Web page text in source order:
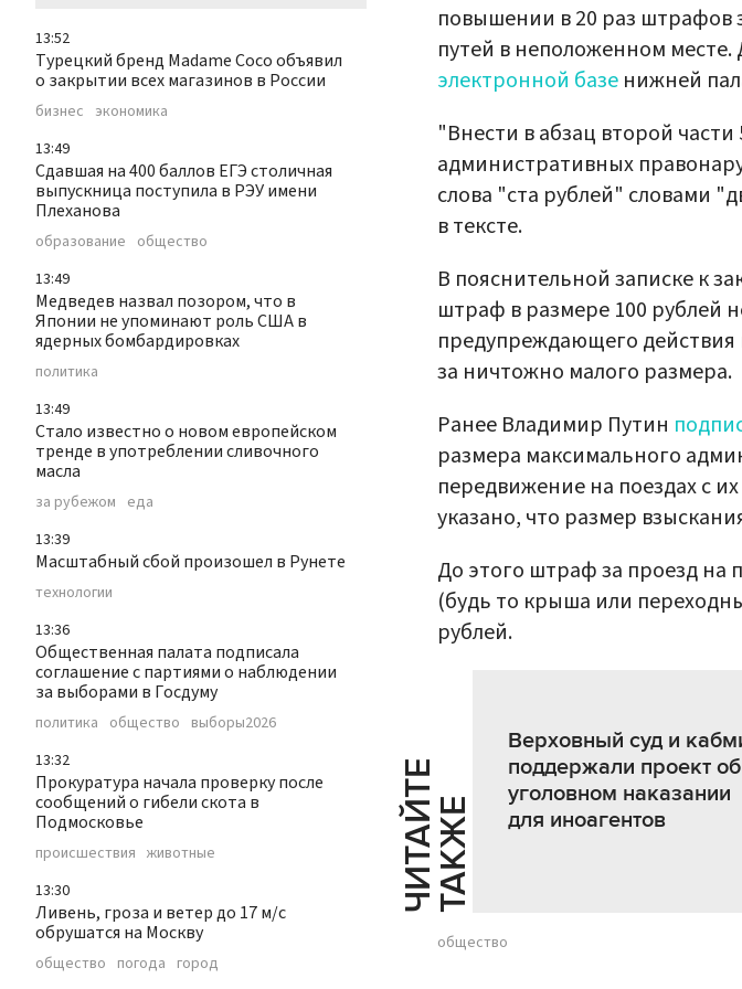
13:52
Турецкий бренд Madame Coco объявил
о закрытии всех магазинов в России
бизнес экономика
13:49
Сдавшая на 400 баллов ЕГЭ столичная
выпускница поступила в РЭУ имени
Плеханова
образование общество
13:49
Медведев назвал позором, что в
Японии не упоминают роль США в
ядерных бомбардировках
политика
13:49
Стало известно о новом европейском
тренде в употреблении сливочного
масла
за рубежом еда
13:39
Масштабный сбой произошел в Рунете
технологии
13:36
Общественная палата подписала
соглашение с партиями о наблюдении
за выборами в Госдуму
политика общество выборы2026
13:32
Прокуратура начала проверку после
сообщений о гибели скота в
Подмосковье
происшествия животные
13:30
Ливень, гроза и ветер до 17 м/с
обрушатся на Москву
общество погода город
повышении в 20 раз штрафов
путей в неположенном
электронной базе нижней
"Внести в абзац второй
административных
слова "ста рублей" словами
в тексте.
В пояснительной записке к
штраф в размере 100 рублей
предупреждающего
за ничтожно малого размера.
Ранее Владимир Путин
размера максимального
передвижение на поездах с
указано, что размер
До этого штраф за проезд на
(будь то крыша или
рублей.
Ч
И
Т
АЙ
Т
Е
Т
А
К
ЖЕ
Верховный суд и
поддержали проект об
уголовном наказании
для иноагентов
общество